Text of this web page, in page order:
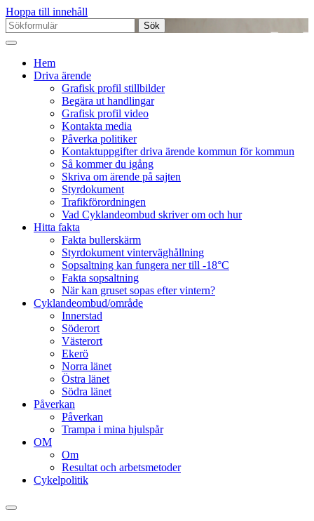
Hoppa till innehåll
Sök
efter:
Hem
Driva ärende
Grafisk profil stillbilder
Begära ut handlingar
Grafisk profil video
Kontakta media
Påverka politiker
Kontaktuppgifter driva ärende kommun för kommun
Så kommer du igång
Skriva om ärende på sajten
Styrdokument
Trafikförordningen
Vad Cyklandeombud skriver om och hur
Hitta fakta
Fakta bullerskärm
Styrdokument vinterväghållning
Sopsaltning kan fungera ner till -18°C
Fakta sopsaltning
När kan gruset sopas efter vintern?
Cyklandeombud/område
Innerstad
Söderort
Västerort
Ekerö
Norra länet
Östra länet
Södra länet
Påverkan
Påverkan
Trampa i mina hjulspår
OM
Om
Resultat och arbetsmetoder
Cykelpolitik
Slå